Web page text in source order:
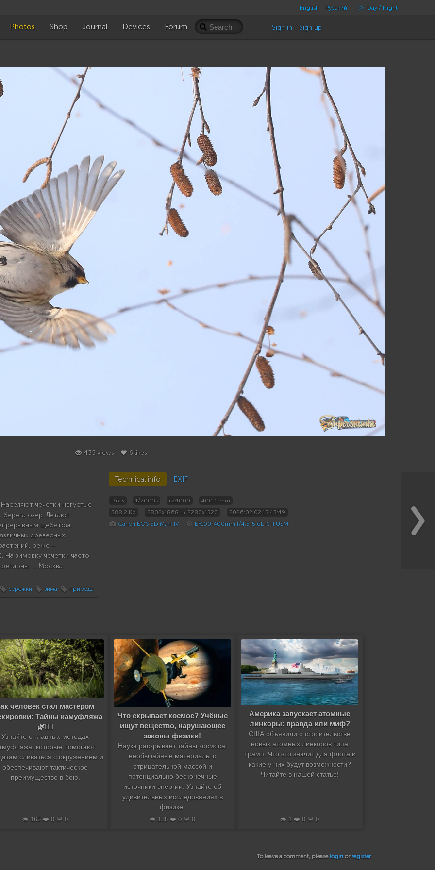
English Русский Day / Night
Photos Shop Journal Devices Forum Sign in Sign up
435 views 6 likes
чечетки негустые
берега озер. Летают
щебетом.
древесных,
реже –
зимовку чечетки часто
... Москва.
сережки зима природа
Technical info EXIF
f/6.3 1/2000s iso1000
400.0 mm
388.2 Kb
2802x1868 → 2280x1520
2026:02:02 15:43:49
Canon EOS 5D Mark IV
EF100-400mm f/4.5-5.6L IS II USM
человек стал мастером
Тайны камуфляжа
🌿🕵️‍♂️
Узнайте о главных методах
которые помогают
сливаться с окружением и
обеспечивают тактическое
преимущество в бою.
👁️ 165 ❤️ 0 💬 0
Что скрывает космос? Учёные
ищут вещество, нарушающее
законы физики!
Наука раскрывает тайны космоса:
необычайные материалы с
отрицательной массой и
потенциально бесконечные
источники энергии. Узнайте об
удивительных исследованиях в
физике.
👁️ 135 ❤️ 0 💬 0
Америка запускает атомные
линкоры: правда или миф?
США объявили о строительстве
новых атомных линкоров типа
Трамп. Что это значит для флота и
какие у них будут возможности?
Читайте в нашей статье!
👁️ 1 ❤️ 0 💬 0
To leave a comment, please login or register